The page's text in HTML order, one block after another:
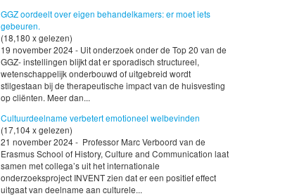
GGZ oordeelt over eigen behandelkamers: er moet iets
gebeuren.
(18,180 x gelezen)
19 november 2024 - Uit onderzoek onder de Top 20 van de
GGZ- instellingen blijkt dat er sporadisch structureel,
wetenschappelijk onderbouwd of uitgebreid wordt
stilgestaan bij de therapeutische impact van de huisvesting
op cliënten. Meer dan...
Cultuurdeelname verbetert emotioneel welbevinden
(17,104 x gelezen)
21 november 2024 - Professor Marc Verboord van de
Erasmus School of History, Culture and Communication laat
samen met collega’s uit het internationale
onderzoeksproject INVENT zien dat er een positief effect
uitgaat van deelname aan culturele...